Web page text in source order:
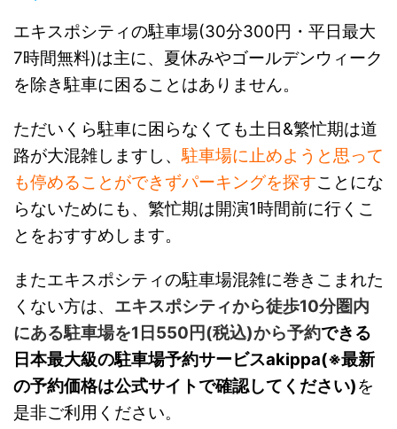
エキスポシティの駐車場(30分300円・平日最大
7時間無料)は主に、夏休みやゴールデンウィーク
を除き駐車に困ることはありません。
ただいくら駐車に困らなくても土日&繁忙期は道
路が大混雑しますし、駐車場に止めようと思って
も停めることができずパーキングを探すことにな
らないためにも、繁忙期は開演1時間前に行くこ
とをおすすめします。
またエキスポシティの駐車場混雑に巻きこまれた
くない方は、 エキスポシティから徒歩10分圏内
にある駐車場を1日550円(税込)から予約できる
日本最大級の駐車場予約サービスakippa(※最新
の予約価格は公式サイトで確認してください)を
是非ご利用ください。